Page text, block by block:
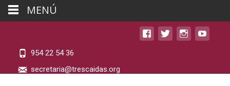
954 22 54 36
secretaria@trescaidas.org
MENÚ